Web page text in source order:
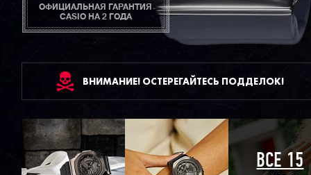
ОФИЦИАЛЬНАЯ ГАРАНТИЯ
CASIO НА 2 ГОДА
ВНИМАНИЕ! ОСТЕРЕГАЙТЕСЬ ПОДДЕЛОК!
ВСЕ 15